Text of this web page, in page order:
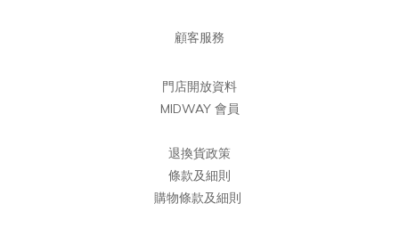
顧客服務
門店開放資料
MIDWAY 會員
退換貨政策
條款及細則
購物條款及細則